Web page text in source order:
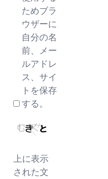
ためブラ
ウザーに
自分の名
前、メー
ルアドレ
ス、サイ
トを保存
する。
上に表示
された文